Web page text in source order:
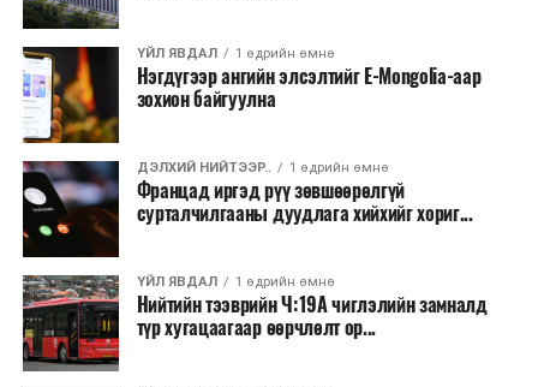
ҮЙЛ ЯВДАЛ 1 өдрийн өмнө
Нэгдүгээр ангийн элсэлтийг E-Mongolia-аар
зохион байгуулна
ДЭЛХИЙ НИЙТЭЭР.. 1 өдрийн өмнө
Францад иргэд рүү зөвшөөрөлгүй
сурталчилгааны дуудлага хийхийг хориг...
ҮЙЛ ЯВДАЛ 1 өдрийн өмнө
Нийтийн тээврийн Ч:19А чиглэлийн замналд
түр хугацаагаар өөрчлөлт ор...